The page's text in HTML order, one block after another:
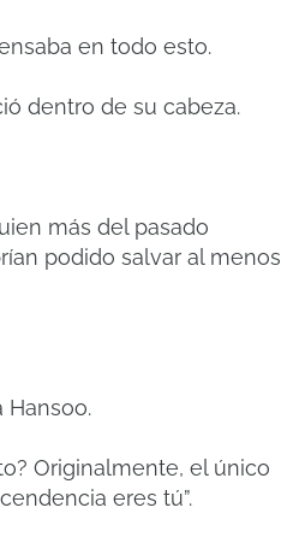
en todo esto.
dentro de su cabeza.
más del pasado
podido salvar al menos
Hansoo.
Originalmente, el único
eres tú”.